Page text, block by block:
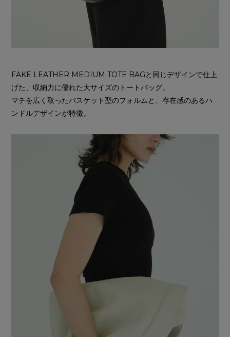
FAKE LEATHER MEDIUM TOTE BAGと同じデザインで仕上
げた、収納力に優れた大サイズのトートバッグ。
マチを広く取ったバスケット型のフォルムと、存在感のあるハ
ンドルデザインが特徴。